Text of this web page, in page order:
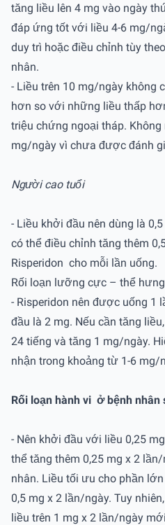
tăng liều lên 4 mg vào ngày
đáp ứng tốt với liều 4-6 mg/
duy trì hoặc điều chỉnh tùy
nhân.
- Liều trên 10 mg/ngày không
hơn so với những liều thấp
triệu chứng ngoại tháp.
mg/ngày vì chưa được đánh
Người cao tuổi
- Liều khởi đầu nên dùng là
có thể điều chỉnh tăng thêm
Risperidon cho mỗi lần uống.
Rối loạn lưỡng cực – thể
- Risperidon nên được uống 1
đầu là 2 mg. Nếu cần tăng
24 tiếng và tăng 1 mg/ngày.
nhận trong khoảng từ 1-6 mg/
Rối loạn hành vi ở bệnh nhân
- Nên khởi đầu với liều 0,25
thể tăng thêm 0,25 mg x 2
nhân. Liều tối ưu cho phần
0,5 mg x 2 lần/ngày. Tuy
liều trên 1 mg x 2 lần/ngày